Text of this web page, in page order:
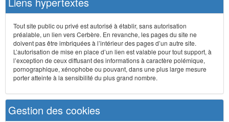
Tout site public ou privé est autorisé à établir, sans autorisation
préalable, un lien vers Cerbère. En revanche, les pages du site ne
doivent pas être imbriquées à l’intérieur des pages d’un autre site.
L’autorisation de mise en place d’un lien est valable pour tout support, à
l’exception de ceux diffusant des informations à caractère polémique,
pornographique, xénophobe ou pouvant, dans une plus large mesure
porter atteinte à la sensibilité du plus grand nombre.
Gestion des cookies